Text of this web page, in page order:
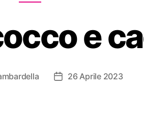
e
26 Aprile 2023